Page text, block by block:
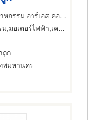
จำหน่ายเครื่องมือสำหรับงานอุตสาหกรรม อาร์เอส คอมโพเน็นส์
รื่องปรับความเร็วรอบมอเตอร์ไฟฟ้า
ถูก
พมหานคร